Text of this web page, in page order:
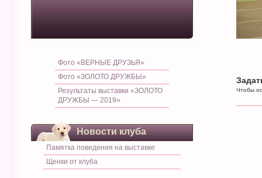
Фото «ВЕРНЫЕ ДРУЗЬЯ»
Фото «ЗОЛОТО ДРУЖБЫ»
Результаты выставки «ЗОЛОТО
ДРУЖБЫ — 2019»
Новости клуба
Памятка поведения на выставке
Щенки от клуба
Чтобы